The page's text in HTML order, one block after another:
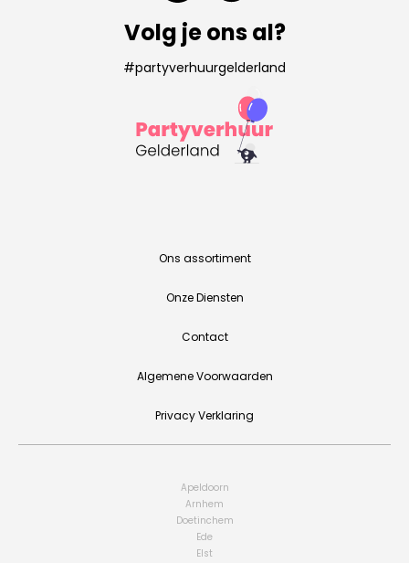
Volg je ons al?
#partyverhuurgelderland
Ons assortiment
Onze Diensten
Contact
Algemene Voorwaarden
Privacy Verklaring
Apeldoorn
Arnhem
Doetinchem
Ede
Elst